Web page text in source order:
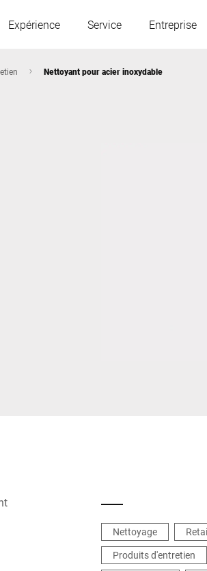
Expérience Service Entreprise
Nettoyant pour acier inoxydable
Nettoyage
Produits d'entretien